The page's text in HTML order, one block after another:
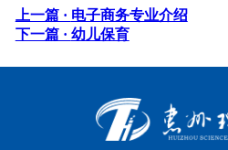
上一篇 · 电子商务专业介绍
下一篇 · 幼儿保育